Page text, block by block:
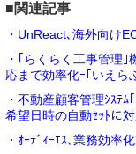
■関連記事
・UnReact､海外向け
・｢らくらく工事管理
応まで効率化ｰ｢いえら
・不動産顧客管理ｼｽﾃ
希望日時の自動ｾｯﾄに
・ｵｰﾃﾞｨｰｴｽ､業務効率